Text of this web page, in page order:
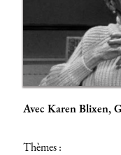
Avec Karen Blixen,
Thèmes :